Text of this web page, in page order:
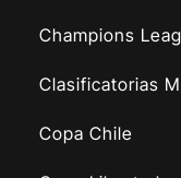
Champions
Clasificatorias
Copa Chile